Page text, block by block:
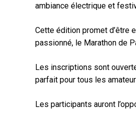
ambiance électrique et
Cette édition promet d’être
passionné, le Marathon de
Les inscriptions sont
parfait pour tous les
Les participants auront